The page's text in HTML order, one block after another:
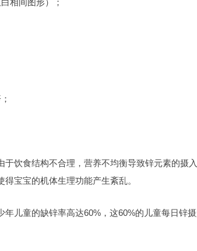
相间图形）；
饮食结构不合理，营养不均衡导致锌元素的摄
宝宝的机体生理功能产生紊乱。
儿童的缺锌率高达60%，这60%的儿童每日锌